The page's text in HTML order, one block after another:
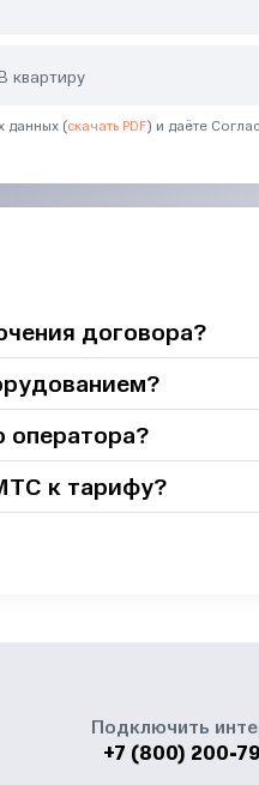
данных (скачать PDF) и даёте
договора?
оператора?
к тарифу?
Подключить
+7 (800) 200-